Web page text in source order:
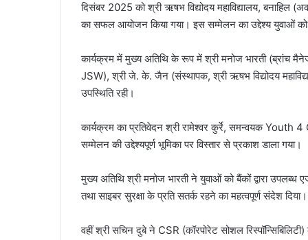
दिसंबर 2025 को श्री ऋषभ विद्योदय महाविद्यालय, बनाहिल
का सफल आयोजन किया गया। इस सम्मेलन का उद्देश्य युवाओं को
कार्यक्रम में मुख्य अतिथि के रूप में श्री मनोज भारती
JSW), श्री जे. के. जैन (संस्थापक, श्री ऋषभ विद्योदय
उपस्थिति रही।
कार्यक्रम का प्रतिवेदन श्री रामेश्वर कुर्रे, समन्वयक Youth 4
सम्मेलन की उद्देश्यपूर्ण भूमिका पर विस्तार से प्रकाश डाला गया।
मुख्य अतिथि श्री मनोज भारती ने युवाओं को बैंकों द्वारा उपलब्ध
तथा साइबर सुरक्षा के प्रति सतर्क रहने का महत्वपूर्ण संदेश दिया।
वहीं श्री सचिन दुबे ने CSR (कॉरपोरेट सोशल